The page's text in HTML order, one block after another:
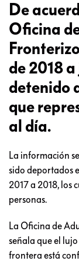
De
Oficina
de 2018
detenido
que
al día.
La información
sido deportados
2017 a 2018, los
personas.
La Oficina de
señala que el
frontera está